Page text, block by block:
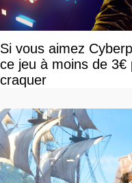
Si vous aimez
ce jeu à moins de
craquer